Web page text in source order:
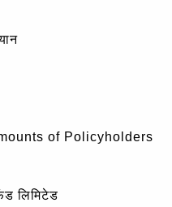
of Policyholders
लिमिटेड